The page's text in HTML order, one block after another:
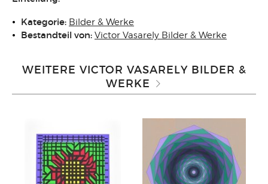
Kategorie: Bilder & Werke
Bestandteil von: Victor Vasarely Bilder & Werke
WEITERE VICTOR VASARELY BILDER &
WERKE